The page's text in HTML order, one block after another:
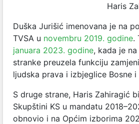
Haris
Duška Jurišić imenovana je na
TVSA u novembru 2019. godine.
januara 2023. godine, kada je
stranke preuzela funkciju
ljudska prava i izbjeglice Bosne i
S druge strane, Haris Zahiragić
Skupštini KS u mandatu
obnovio i na Općim izborima